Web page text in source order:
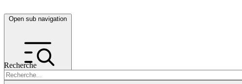
Open sub navigation
Recherche